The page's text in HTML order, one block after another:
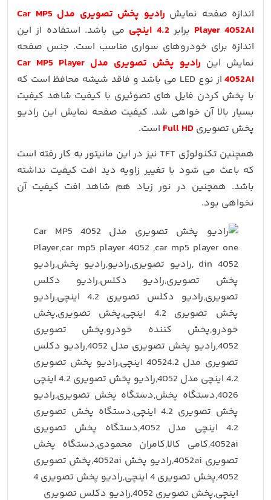
اندازه صفحه نمایش
رادیو پخش تصویری مدل Car MP5
Player 4052AI برابر4.2 اینچی
می باشد. استفاده از این
اندازه برای خودروهای سواری مناسب است. جنس صفحه
نمایش این
رادیو پخش تصویری مدل Car MP5 Player
4052AI
از نوع LED می باشد و فاقد شیشه محافظ است که
با پخش کردن فایل های تصوئیری با کیفیت شاهد کیفیت
بسیار بالا آن خواهی شد. کیفیت صفحه نمایش این رادیو
پخش تصویری Full HD است.
همچنین تکنولوژی TFT نیز در این مانیتور به کار رفته است
که باعث می شود با تغییر زاویه دید افت کیفیت نداشته
باشد. همچنین در نور زیاد هم شاهد افت کیفیت آن
نخواهی بود.